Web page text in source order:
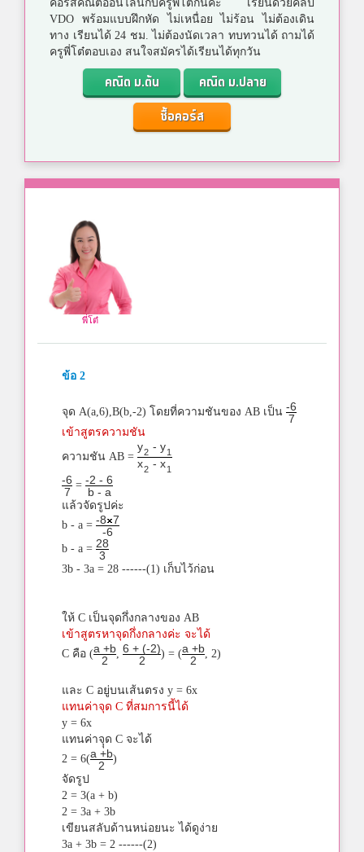
คอร์สคณิตออนไลน์กับครูพี่โต๋กันค่ะ เรียนด้วยคลิป
VDO พร้อมแบบฝึกหัด ไม่เหนื่อย ไม่ร้อน ไม่ต้องเดิน
ทาง เรียนได้ 24 ชม. ไม่ต้องนัดเวลา ทบทวนได้ ถามได้
ครูพี่โต๋ตอบเอง สนใจสมัครได้เรียนได้ทุกวัน
คณิต ม.ต้น
คณิต ม.ปลาย
ซื้อคอร์ส
พี่โต๋
ข้อ 2
จุด A(a,6),B(b,-2) โดยที่ความชันของ AB เป็น -6
7
เข้าสูตรความชัน
ความชัน AB =
y2 - y1
x2 - x1
-6
7
= -2 - 6
b - a
แล้วจัดรูปค่ะ
b - a = -8 7
-6
b - a = 28
3
3b - 3a = 28 ------(1) เก็บไว้ก่อน
ให้ C เป็นจุดกึ่งกลางของ AB
เข้าสูตรหาจุดกึ่งกลางค่ะ จะได้
C คือ (a +b
2
6 + (-2)
2
) = (a +b
2
, 2)
และ C อยู่บนเส้นตรง y = 6x
แทนค่าจุด C ที่สมการนี้ได้
y = 6x
แทนค่าจุุด C จะได้
2 = 6(a +b
2
)
จัดรูป
2 = 3(a + b)
2 = 3a + 3b
เขียนสลับด้านหน่อยนะ ได้ดูง่าย
3a + 3b = 2 ------(2)